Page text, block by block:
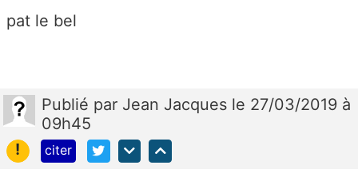
pat le bel
Publié par Jean Jacques le 27/03/2019 à
09h45
!
citer